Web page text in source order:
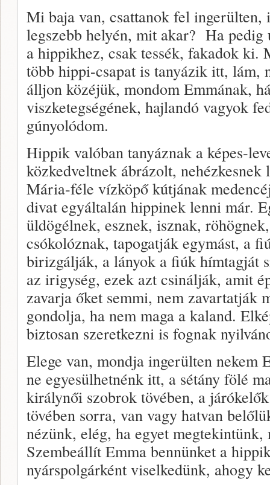
Mi baja van, csattanok fel
legszebb helyén, mit akar? Ha
a hippikhez, csak tessék, fakadok ki.
több hippi-csapat is tanyázik itt, lám,
álljon közéjük, mondom Emmának,
viszketegségének, hajlandó vagyok
gúnyolódom.
Hippik valóban tanyáznak a képes-
közkedveltnek ábrázolt,
Mária-féle vízköpő kútjának
divat egyáltalán hippinek lenni már.
üldögélnek, esznek, isznak,
csókolóznak, tapogatják egymást, a
birizgálják, a lányok a fiúk hímtagját
az irigység, ezek azt csinálják, amit
zavarja őket semmi, nem zavartatják
gondolja, ha nem maga a kaland.
biztosan szeretkezni is fognak
Elege van, mondja ingerülten nekem
ne egyesülhetnénk itt, a sétány fölé
királynői szobrok tövében, a
tövében sorra, van vagy hatvan
nézünk, elég, ha egyet
Szembeállít Emma bennünket a
nyárspolgárként viselkedünk, ahogy